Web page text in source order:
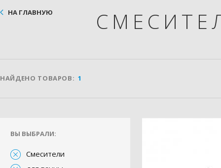
НА ГЛАВНУЮ
НАЙДЕНО ТОВАРОВ: 1
ВЫ ВЫБРАЛИ:
Смесители